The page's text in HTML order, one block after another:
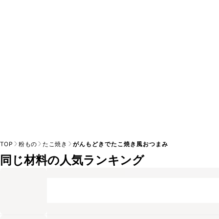
TOP 粉もの たこ焼き がんもどきでたこ焼き風おつまみ
同じ材料の人気ランキング